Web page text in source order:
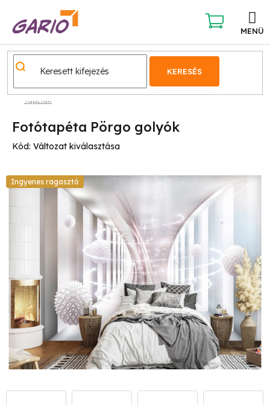
KERESÉS
KOSÁR
Tapéták
Fotótapéta Pörgo golyók
Kód: Változat kiválasztása
Ingyenes ragasztó